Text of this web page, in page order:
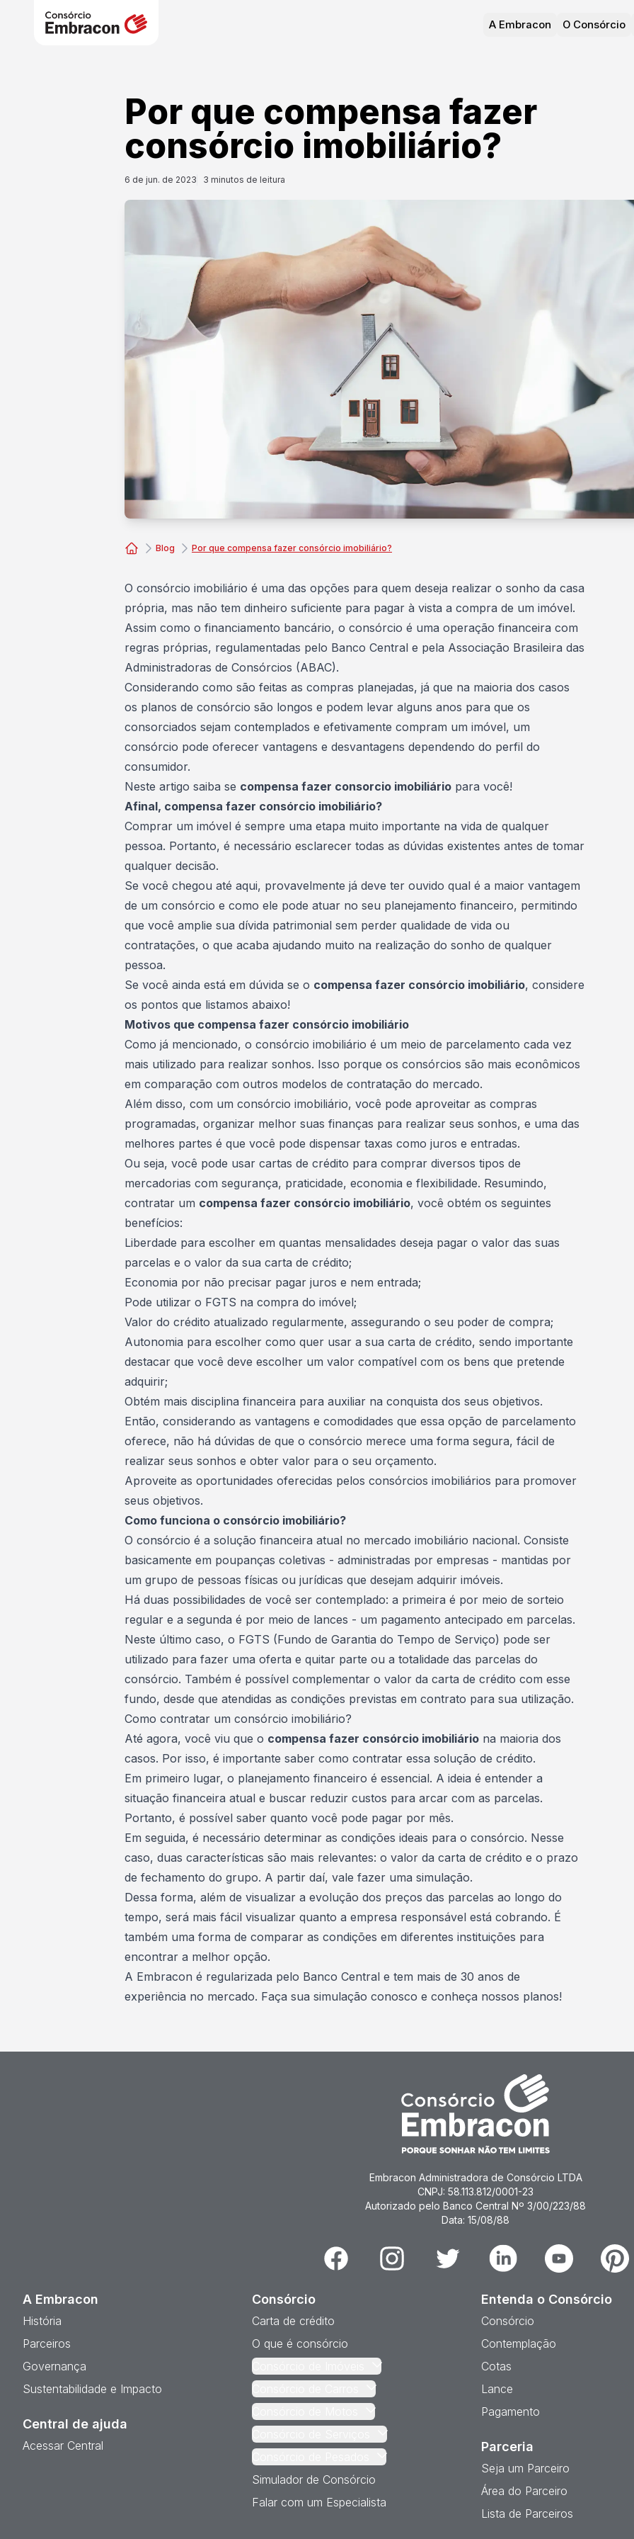
A Embracon O Consórcio
Por que compensa fazer
consórcio imobiliário?
6 de jun. de 2023 3 minutos de leitura
Blog Por que compensa fazer consórcio imobiliário?
O consórcio imobiliário é uma das opções para quem deseja realizar o sonho da casa
própria, mas não tem dinheiro suficiente para pagar à vista a compra de um imóvel.
Assim como o financiamento bancário, o consórcio é uma operação financeira com
regras próprias, regulamentadas pelo Banco Central e pela Associação Brasileira das
Administradoras de Consórcios (ABAC).
Considerando como são feitas as compras planejadas, já que na maioria dos casos
os planos de consórcio são longos e podem levar alguns anos para que os
consorciados sejam contemplados e efetivamente compram um imóvel, um
consórcio pode oferecer vantagens e desvantagens dependendo do perfil do
consumidor.
Neste artigo saiba se compensa fazer consorcio imobiliário para você!
Afinal, compensa fazer consórcio imobiliário?
Comprar um imóvel é sempre uma etapa muito importante na vida de qualquer
pessoa. Portanto, é necessário esclarecer todas as dúvidas existentes antes de tomar
qualquer decisão.
Se você chegou até aqui, provavelmente já deve ter ouvido qual é a maior vantagem
de um consórcio e como ele pode atuar no seu planejamento financeiro, permitindo
que você amplie sua dívida patrimonial sem perder qualidade de vida ou
contratações, o que acaba ajudando muito na realização do sonho de qualquer
pessoa.
Se você ainda está em dúvida se o compensa fazer consórcio imobiliário, considere
os pontos que listamos abaixo!
Motivos que compensa fazer consórcio imobiliário
Como já mencionado, o consórcio imobiliário é um meio de parcelamento cada vez
mais utilizado para realizar sonhos. Isso porque os consórcios são mais econômicos
em comparação com outros modelos de contratação do mercado.
Além disso, com um consórcio imobiliário, você pode aproveitar as compras
programadas, organizar melhor suas finanças para realizar seus sonhos, e uma das
melhores partes é que você pode dispensar taxas como juros e entradas.
Ou seja, você pode usar cartas de crédito para comprar diversos tipos de
mercadorias com segurança, praticidade, economia e flexibilidade. Resumindo,
contratar um compensa fazer consórcio imobiliário, você obtém os seguintes
benefícios:
Liberdade para escolher em quantas mensalidades deseja pagar o valor das suas
parcelas e o valor da sua carta de crédito;
Economia por não precisar pagar juros e nem entrada;
Pode utilizar o FGTS na compra do imóvel;
Valor do crédito atualizado regularmente, assegurando o seu poder de compra;
Autonomia para escolher como quer usar a sua carta de crédito, sendo importante
destacar que você deve escolher um valor compatível com os bens que pretende
adquirir;
Obtém mais disciplina financeira para auxiliar na conquista dos seus objetivos.
Então, considerando as vantagens e comodidades que essa opção de parcelamento
oferece, não há dúvidas de que o consórcio merece uma forma segura, fácil de
realizar seus sonhos e obter valor para o seu orçamento.
Aproveite as oportunidades oferecidas pelos consórcios imobiliários para promover
seus objetivos.
Como funciona o consórcio imobiliário?
O consórcio é a solução financeira atual no mercado imobiliário nacional. Consiste
basicamente em poupanças coletivas - administradas por empresas - mantidas por
um grupo de pessoas físicas ou jurídicas que desejam adquirir imóveis.
Há duas possibilidades de você ser contemplado: a primeira é por meio de sorteio
regular e a segunda é por meio de lances - um pagamento antecipado em parcelas.
Neste último caso, o FGTS (Fundo de Garantia do Tempo de Serviço) pode ser
utilizado para fazer uma oferta e quitar parte ou a totalidade das parcelas do
consórcio. Também é possível complementar o valor da carta de crédito com esse
fundo, desde que atendidas as condições previstas em contrato para sua utilização.
Como contratar um consórcio imobiliário?
Até agora, você viu que o compensa fazer consórcio imobiliário na maioria dos
casos. Por isso, é importante saber como contratar essa solução de crédito.
Em primeiro lugar, o planejamento financeiro é essencial. A ideia é entender a
situação financeira atual e buscar reduzir custos para arcar com as parcelas.
Portanto, é possível saber quanto você pode pagar por mês.
Em seguida, é necessário determinar as condições ideais para o consórcio. Nesse
caso, duas características são mais relevantes: o valor da carta de crédito e o prazo
de fechamento do grupo. A partir daí, vale fazer uma simulação.
Dessa forma, além de visualizar a evolução dos preços das parcelas ao longo do
tempo, será mais fácil visualizar quanto a empresa responsável está cobrando. É
também uma forma de comparar as condições em diferentes instituições para
encontrar a melhor opção.
A Embracon é regularizada pelo Banco Central e tem mais de 30 anos de
experiência no mercado. Faça sua simulação conosco e conheça nossos planos!
Embracon Administradora de Consórcio LTDA
CNPJ: 58.113.812/0001-23
Autorizado pelo Banco Central Nº 3/00/223/88
Data: 15/08/88
Facebook Instagram Twitter Linkedin Youtube
A Embracon
História
Parceiros
Governança
Sustentabilidade e Impacto
Central de ajuda
Acessar Central
Consórcio
Carta de crédito
O que é consórcio
Simulador de Consórcio
Falar com um Especialista
Entenda o Consórcio
Consórcio
Contemplação
Cotas
Lance
Pagamento
Parceria
Seja um Parceiro
Área do Parceiro
Lista de Parceiros